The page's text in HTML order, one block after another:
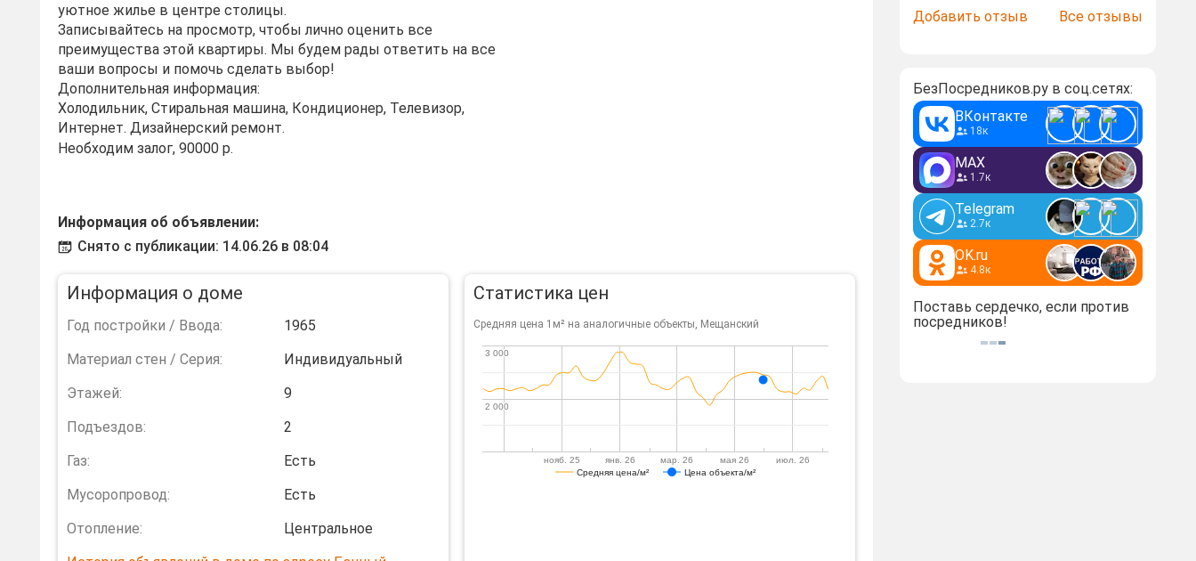
уютное жилье в центре столицы.
Записывайтесь на просмотр, чтобы лично оценить все
преимущества этой квартиры. Мы будем рады ответить на все
ваши вопросы и помочь сделать выбор!
Дополнительная информация:
Холодильник, Стиральная машина, Кондиционер, Телевизор,
Интернет. Дизайнерский ремонт.
Необходим залог, 90000 р.
Информация об объявлении:
Снято с публикации: 14.06.26 в 08:04
Информация о доме
Год постройки / Ввода:
1965
Материал стен / Серия:
Индивидуальный
Этажей:
9
Подъездов:
2
Газ:
Есть
Мусоропровод:
Есть
Отопление:
Центральное
Статистика цен
Средняя цена 1м² на аналогичные объекты, Мещанский
Средняя цена/м² Цена объекта/м²
нояб. 25 янв. 26 мар. 26 мая 26 июл. 26
2 000
2 000
3 000
3 000
Добавить отзыв Все отзывы
БезПосредников.ру в соц.сетях:
ВКонтакте
18к
MAX
1.7к
Telegram
2.7к
OK.ru
4.8к
Поставь сердечко, если против
посредников!